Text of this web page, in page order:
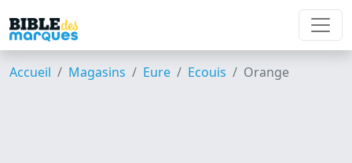
Accueil Magasins Eure Ecouis Orange